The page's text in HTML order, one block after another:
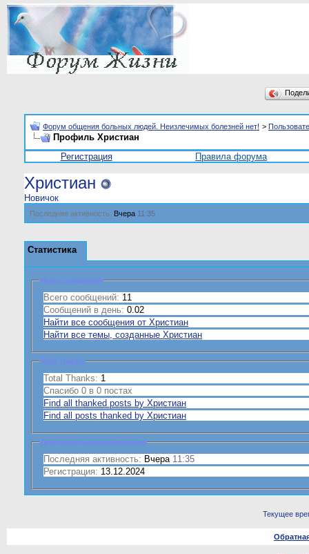
Форум общения больных людей. Неизлечимых болезней нет! >
Профиль Христиан
Регистрация
Правила форума
Христиан
Новичок
Последняя активность: Вчера 11:35
Статистика
Всего сообщений
Всего сообщений: 11
Сообщений в день: 0.02
Найти все сообщения от Христиан
Найти все темы, созданные Христиан
Total Thanks
Total Thanks: 1
Спасибо 0 в 0 постах
Find all thanked posts by Христиан
Find all posts thanked by Христиан
Дополнительная информация
Последняя активность: Вчера 11:35
Регистрация: 13.12.2024
Текущее